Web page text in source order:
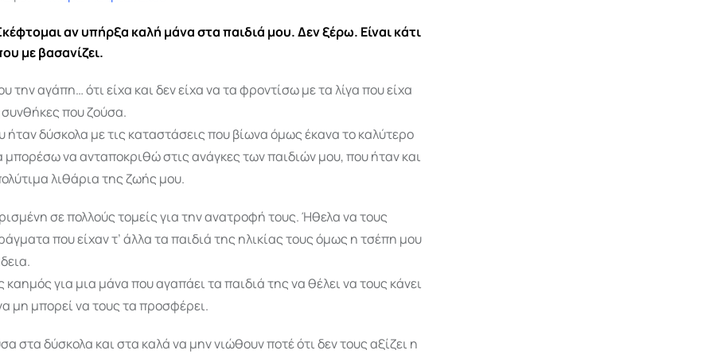
αν υπήρξα καλή μάνα στα παιδιά μου. Δεν ξέρω. Είναι κάτι
με βασανίζει.
την αγάπη… ότι είχα και δεν είχα να τα φροντίσω με τα λίγα που είχα
που ζούσα.
ήταν δύσκολα με τις καταστάσεις που βίωνα όμως έκανα το καλύτερο
μπορέσω να ανταποκριθώ στις ανάγκες των παιδιών μου, που ήταν και
λιθάρια της ζωής μου.
σε πολλούς τομείς για την ανατροφή τους. Ήθελα να τους
που είχαν τ’ άλλα τα παιδιά της ηλικίας τους όμως η τσέπη μου
καημός για μια μάνα που αγαπάει τα παιδιά της να θέλει να τους κάνει
μη μπορεί να τους τα προσφέρει.
στα δύσκολα και στα καλά να μην νιώθουν ποτέ ότι δεν τους αξίζει η